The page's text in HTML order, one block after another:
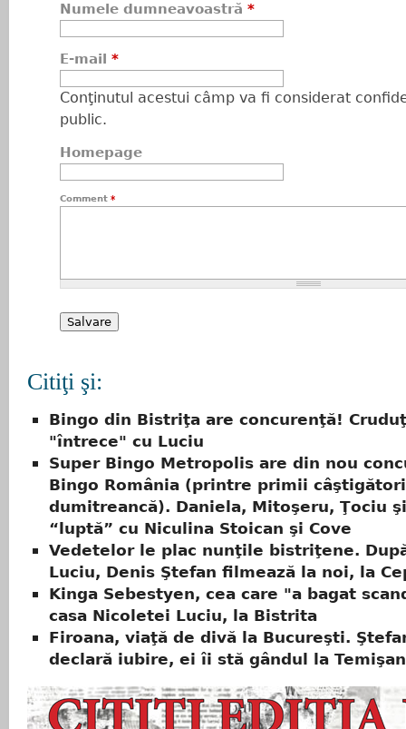
Numele dumneavoastră *
E-mail *
Conţinutul acestui câmp va fi considerat
public.
Homepage
Comment *
Citiţi şi:
Bingo din Bistriţa are concurenţă!
"întrece" cu Luciu
Super Bingo Metropolis are din nou
Bingo România (printre primii
dumitreancă). Daniela, Mitoşeru, Ţociu
“luptă” cu Niculina Stoican şi Cove
Vedetelor le plac nunţile bistriţene.
Luciu, Denis Ştefan filmează la noi, la
Kinga Sebestyen, cea care "a bagat
casa Nicoletei Luciu, la Bistrita
Firoana, viaţă de divă la Bucureşti.
declară iubire, ei îi stă gândul la Temişan